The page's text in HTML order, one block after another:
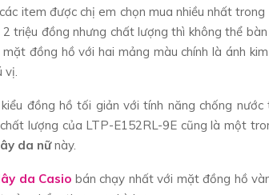
item được chị em chọn mua nhiều nhất
triệu đồng nhưng chất lượng thì không thể
đồng hồ với hai mảng màu chính là ánh
đồng hồ tối giản với tính năng chống nước
lượng của LTP-E152RL-9E cũng là một
da nữnày.
da Casio bán chạy nhất với mặt đồng hồ